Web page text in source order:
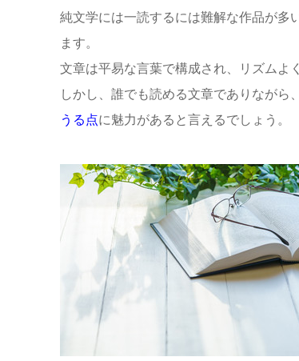
純文学には一読するには難解な作品が多
ます。
文章は平易な言葉で構成され、リズムよ
しかし、誰でも読める文章でありながら、
うる点に魅力があると言えるでしょう。